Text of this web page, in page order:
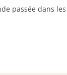
passée dans les